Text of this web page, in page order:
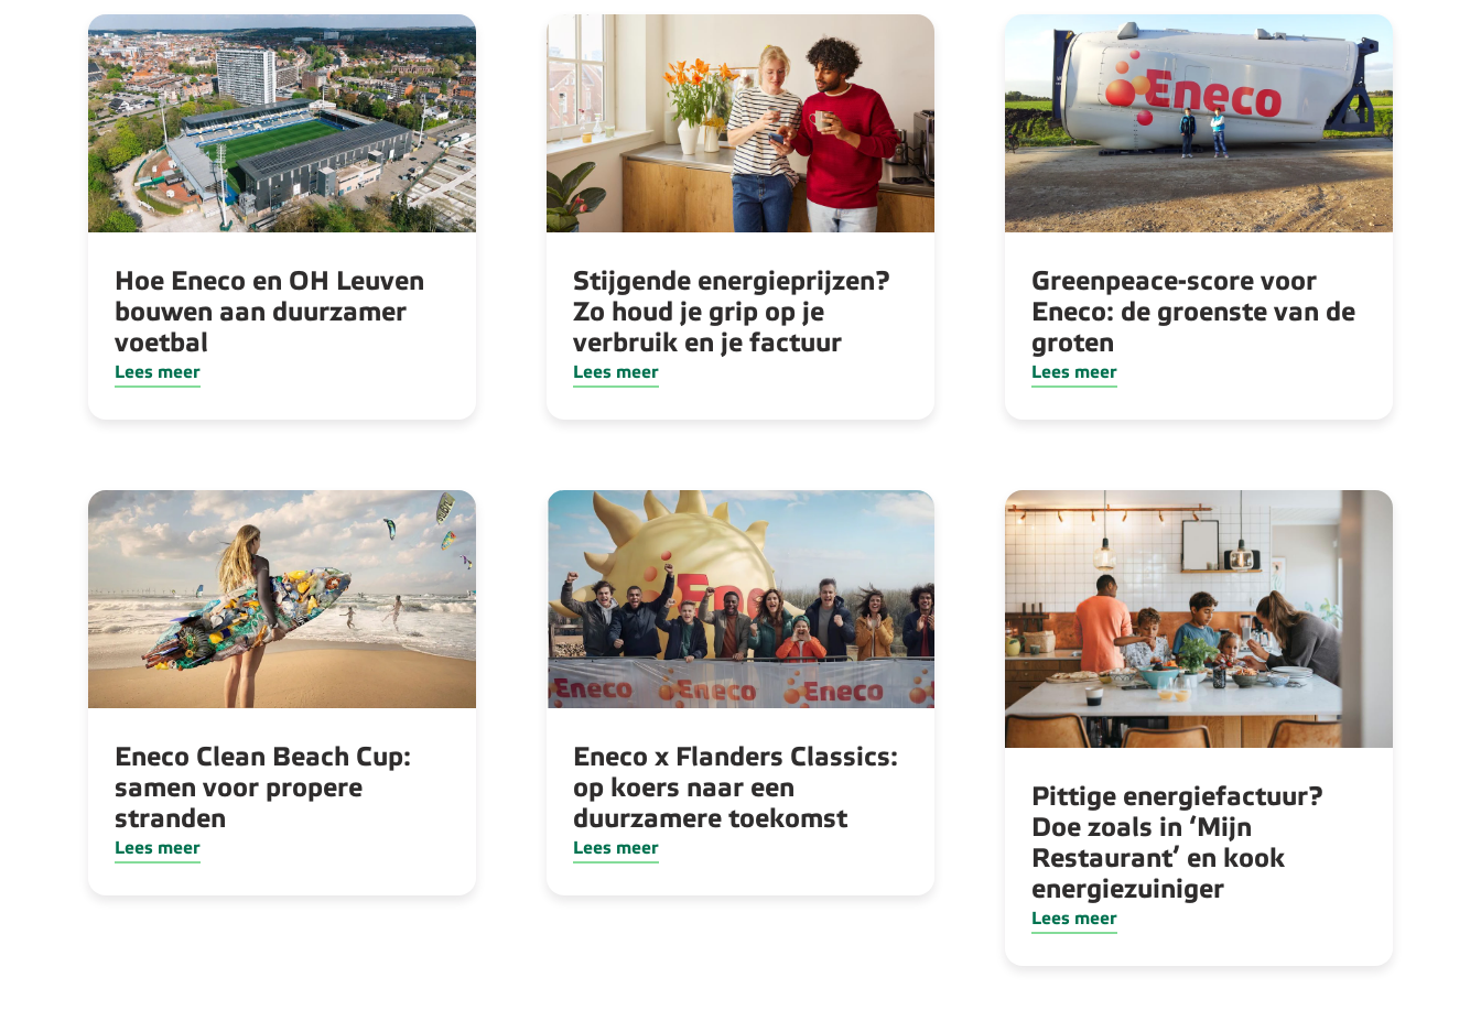
Hoe Eneco en OH Leuven
bouwen aan duurzamer
voetbal
Lees meer
Stijgende energieprijzen?
Zo houd je grip op je
verbruik en je factuur
Lees meer
Greenpeace-score voor
Eneco: de groenste van de
groten
Lees meer
Eneco Clean Beach Cup:
samen voor propere
stranden
Lees meer
Eneco x Flanders Classics:
op koers naar een
duurzamere toekomst
Lees meer
Pittige energiefactuur?
Doe zoals in ‘Mijn
Restaurant’ en kook
energiezuiniger
Lees meer